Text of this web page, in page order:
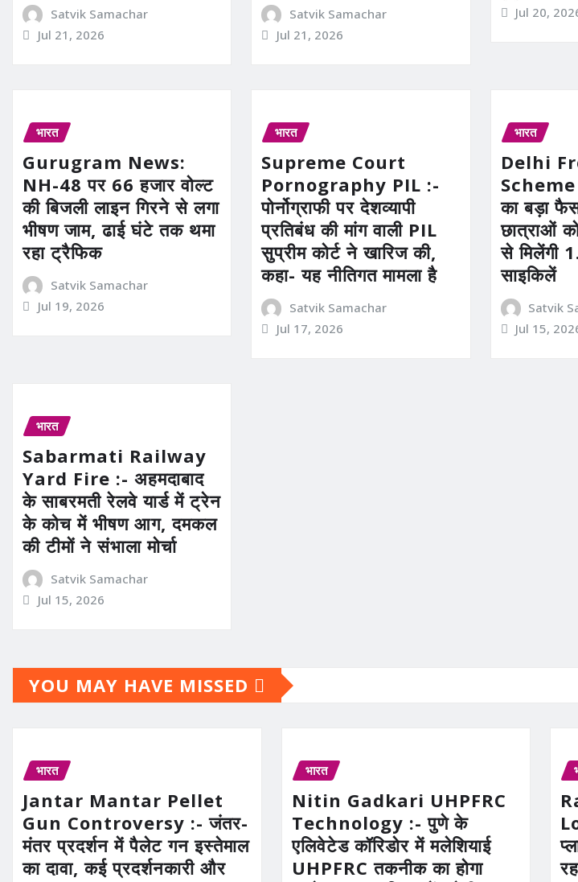
Satvik Samachar
Jul 21, 2026
Satvik Samachar
Jul 21, 2026
Jul 20,
भारत
Gurugram News:
NH-48 पर 66 हजार वोल्ट
की बिजली लाइन गिरने से लगा
भीषण जाम, ढाई घंटे तक थमा
रहा ट्रैफिक
Satvik Samachar
Jul 19, 2026
भारत
Supreme Court
Pornography PIL :-
पोर्नोग्राफी पर देशव्यापी
प्रतिबंध की मांग वाली PIL
सुप्रीम कोर्ट ने खारिज की,
कहा- यह नीतिगत मामला है
Satvik Samachar
Jul 17, 2026
भारत
Delhi
Scheme
का बड़ा
छात्राओं
से मिलेंगी
साइकिलें
Satvik
Jul 15,
भारत
Sabarmati Railway
Yard Fire :- अहमदाबाद
के साबरमती रेलवे यार्ड में ट्रेन
के कोच में भीषण आग, दमकल
की टीमों ने संभाला मोर्चा
Satvik Samachar
Jul 15, 2026
YOU MAY HAVE MISSED
भारत
Jantar Mantar Pellet
Gun Controversy :- जंतर-
मंतर प्रदर्शन में पैलेट गन इस्तेमाल
का दावा, कई प्रदर्शनकारी और
भारत
Nitin Gadkari UHPFRC
Technology :- पुणे के
एलिवेटेड कॉरिडोर में मलेशियाई
UHPFRC तकनीक का होगा